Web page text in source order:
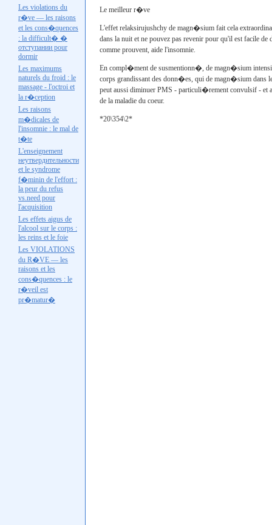
Les violations du
r�ve — les raisons
et les cons�quences
: la difficult� �
отступании pour
dormir
Les maximums
naturels du froid : le
massage - l'octroi et
la r�ception
Les raisons
m�dicales de
l'insomnie : le mal de
t�te
L'enseignement
неутвердительности
et le syndrome
f�minin de l'effort :
la peur du refus
vs.need pour
l'acquisition
Les effets aigus de
l'alcool sur le corps :
les reins et le foie
Les VIOLATIONS
du R�VE — les
raisons et les
cons�quences : le
r�veil est
pr�matur�
Le meilleur r�ve
L'effet relaksirujushchy de magn�sium fait cela
dans la nuit et ne pouvez pas revenir pour qu'il est facile
comme prouvent, aide l'insomnie.
En compl�ment de susmentionn�, de magn�sium
corps grandissant des donn�es, qui de magn�sium dans
peut aussi diminuer PMS - particuli�rement convulsif - et
de la maladie du coeur.
*20\354\2*